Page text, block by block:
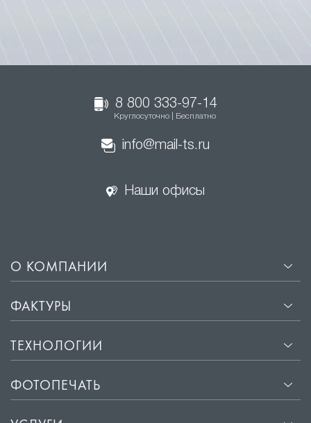
8 800 333-97-14
Круглосуточно | Бесплатно
info@mail-ts.ru
Наши офисы
О КОМПАНИИ
ФАКТУРЫ
ТЕХНОЛОГИИ
ФОТОПЕЧАТЬ